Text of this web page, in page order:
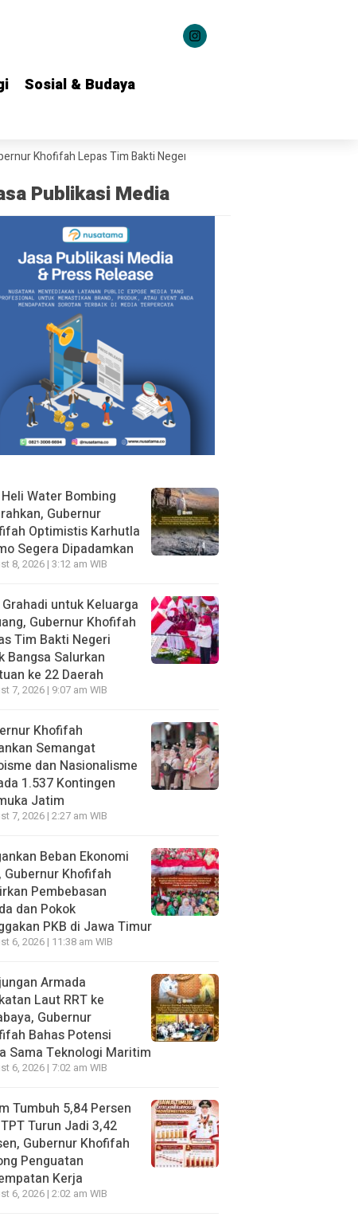
Sosial & Budaya
Sosial & Budaya
Lepas Tim Bakti Negeri Anak Bangsa Salurkan Bantuan ke 22
Publikasi Media
Water Bombing
Gubernur
Optimistis Karhutla
Segera Dipadamkan
8, 2026 | 3:12 am WIB
Grahadi untuk Keluarga
Gubernur Khofifah
Tim Bakti Negeri
Bangsa Salurkan
ke 22 Daerah
7, 2026 | 9:07 am WIB
Khofifah
Semangat
dan Nasionalisme
1.537 Kontingen
Jatim
7, 2026 | 2:27 am WIB
Beban Ekonomi
Gubernur Khofifah
Pembebasan
dan Pokok
PKB di Jawa Timur
6, 2026 | 11:38 am WIB
Armada
Laut RRT ke
Gubernur
Bahas Potensi
Sama Teknologi Maritim
6, 2026 | 7:02 am WIB
Tumbuh 5,84 Persen
Turun Jadi 3,42
Gubernur Khofifah
Penguatan
Kerja
6, 2026 | 2:02 am WIB